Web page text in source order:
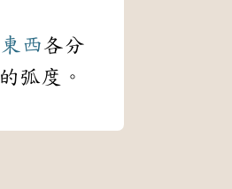
東西各分
的弧度。